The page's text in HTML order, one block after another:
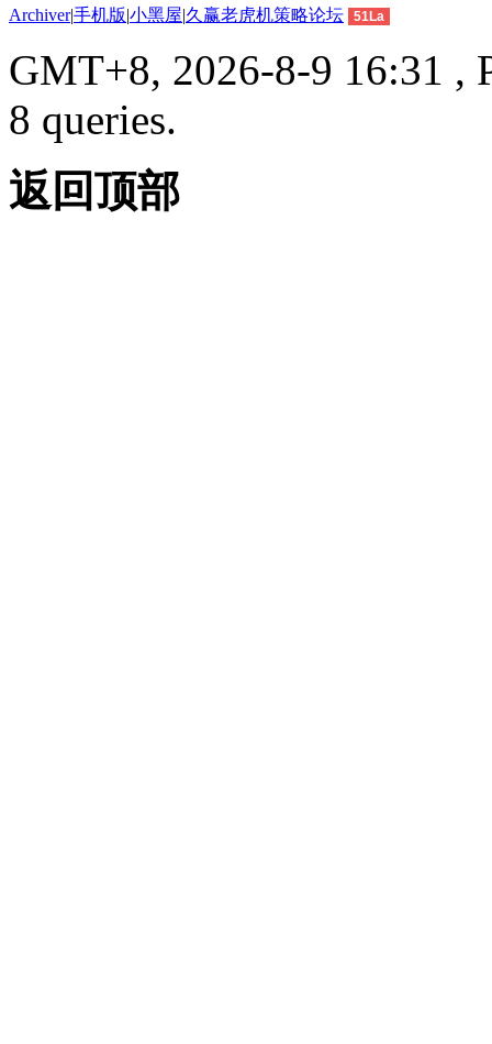
Archiver|手机版|小黑屋|久赢老虎机策略论坛 51La
GMT+8, 2026-8-9 16:31 ,
8 queries.
返回顶部